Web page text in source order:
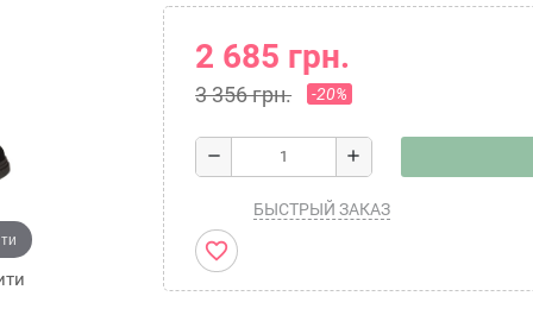
2 685 грн.
3 356 грн. -20%
remove add
БЫСТРЫЙ ЗАКАЗ
favorite_border